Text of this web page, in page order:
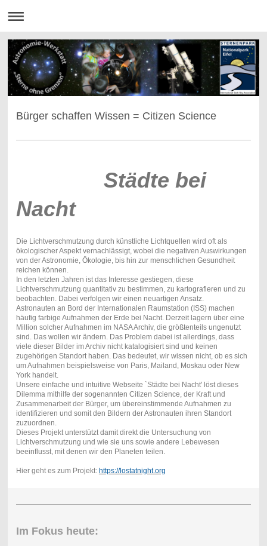
Bürger schaffen Wissen = Citizen Science
Städte bei
Nacht
Die Lichtverschmutzung durch künstliche Lichtquellen wird oft als
ökologischer Aspekt vernachlässigt, wobei die negativen Auswirkungen
von der Astronomie, Ökologie, bis hin zur menschlichen Gesundheit
reichen können.
In den letzten Jahren ist das Interesse gestiegen, diese
Lichtverschmutzung quantitativ zu bestimmen, zu kartografieren und zu
beobachten. Dabei verfolgen wir einen neuartigen Ansatz.
Astronauten an Bord der Internationalen Raumstation (ISS) machen
häufig farbige Aufnahmen der Erde bei Nacht. Derzeit lagern über eine
Million solcher Aufnahmen im NASA Archiv, die größtenteils ungenutzt
sind. Das wollen wir ändern. Das Problem dabei ist allerdings, dass
viele dieser Bilder im Archiv nicht katalogisiert sind und keinen
zugehörigen Standort haben. Das bedeutet, wir wissen nicht, ob es sich
um Aufnahmen beispielsweise von Paris, Mailand, Moskau oder New
York handelt.
Unsere einfache und intuitive Webseite `Städte bei Nacht' löst dieses
Dilemma mithilfe der sogenannten Citizen Science, der Kraft und
Zusammenarbeit der Bürger, um übereinstimmende Aufnahmen zu
identifizieren und somit den Bildern der Astronauten ihren Standort
zuzuordnen.
Dieses Projekt unterstützt damit direkt die Untersuchung von
Lichtverschmutzung und wie sie uns sowie andere Lebewesen
beeinflusst, mit denen wir den Planeten teilen.
Hier geht es zum Projekt: https://lostatnight.org
Im Fokus heute: